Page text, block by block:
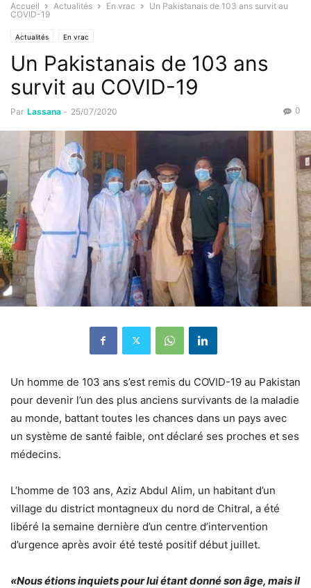
Accueil Actualités En vrac
Un Pakistanais de 103 ans survit au
COVID-19
Actualités En vrac
Un Pakistanais de 103 ans
survit au COVID-19
Par Lassana - 25/07/2020 0
Un homme de 103 ans s’est remis du COVID-19 au Pakistan
pour devenir l’un des plus anciens survivants de la maladie
au monde, battant toutes les chances dans un pays avec
un système de santé faible, ont déclaré ses proches et ses
médecins.
L’homme de 103 ans, Aziz Abdul Alim, un habitant d’un
village du district montagneux du nord de Chitral, a été
libéré la semaine dernière d’un centre d’intervention
d’urgence après avoir été testé positif début juillet.
«Nous étions inquiets pour lui étant donné son âge, mais il